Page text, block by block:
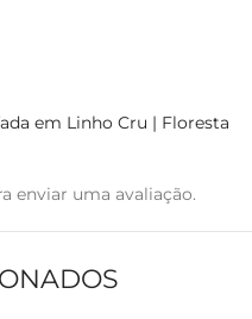
em Linho Cru | Floresta
enviar uma avaliação.